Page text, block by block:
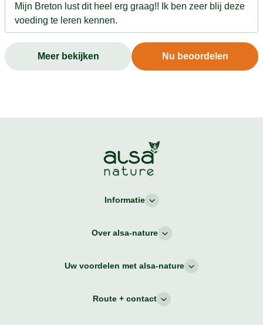
Mijn Breton lust dit heel erg graag!! Ik ben zeer blij deze
voeding te leren kennen.
Meer bekijken Nu beoordelen
Informatie
Over alsa-nature
Uw voordelen met alsa-nature
Route + contact